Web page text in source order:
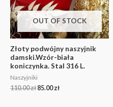
OUT OF STOCK
Złoty podwójny naszyjnik
damski.Wzór-biała
koniczynka. Stal 316 L.
Naszyjniki
110.00zł 85.00zł